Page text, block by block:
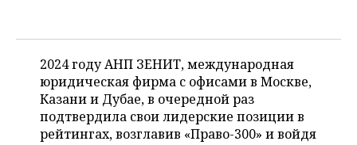
ONLINE-КОНФЕРЕНЦИИ
ОТКРЫТАЯ ЛЕКЦИЯ
ХОККЕЙ
БАСКЕТБОЛ
ВОЛЕЙБОЛ
ВЛАСТЬ
ИНФРАСТРУКТУРА
ИСТОРИЯ
СЮЖЕТЫ
СПРАВОЧНИК
СПИСОК ПЕРСОН
ПОЛНАЯ ВЕРСИЯ
2024 году АНП ЗЕНИТ, международная
юридическая фирма с офисами в Москве,
Казани и Дубае, в очередной раз
подтвердила свои лидерские позиции в
рейтингах, возглавив «Право-300» и войдя